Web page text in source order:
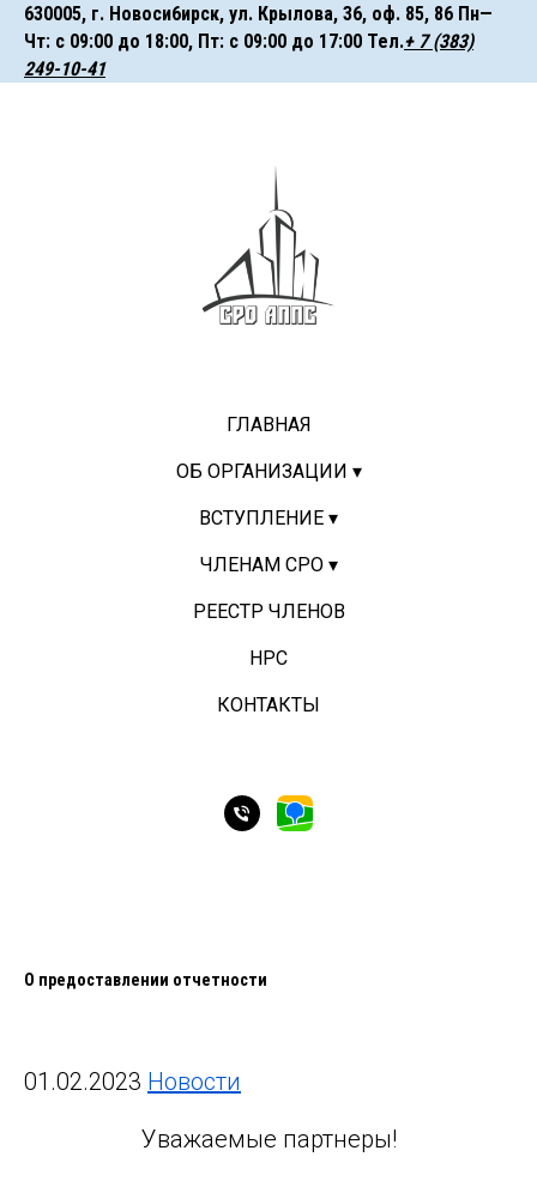
630005, г. Hoвocи6иpcк, ул. Крылова, 36, оф. 85, 86 Пн—
Чт: с 09:00 до 18:00, Пт: с 09:00 до 17:00 ㅤㅤㅤТел.+ 7 (383)
249-10-41
ГЛАВНАЯ
ОБ ОРГАНИЗАЦИИ ▾
ВСТУПЛЕНИЕ ▾
ЧЛЕНАМ СРО ▾
РЕЕСТР ЧЛЕНОВ
НРС
КОНТАКТЫ
О предоставлении отчетности
01.02.2023 Новости
Уважаемые партнеры!